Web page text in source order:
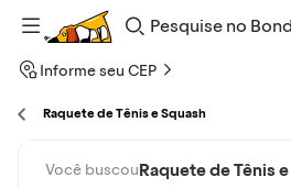
Pesquise
Bondfaro
Informe seu CEP
Raquete de Tênis e Squash
Você buscouRaquete de Tênis